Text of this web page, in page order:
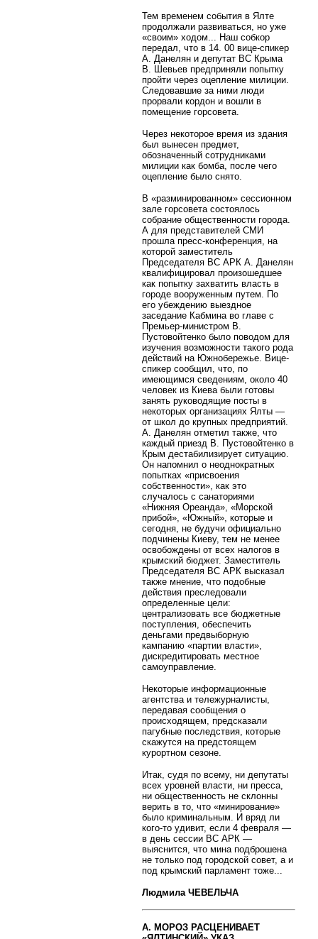
Тем временем события в Ялте
продолжали развиваться, но уже
«своим» ходом... Наш собкор
передал, что в 14. 00 вице-спикер
А. Данелян и депутат ВС Крыма
В. Шевьев предприняли попытку
пройти через оцепление милиции.
Следовавшие за ними люди
прорвали кордон и вошли в
помещение горсовета.
Через некоторое время из здания
был вынесен предмет,
обозначенный сотрудниками
милиции как бомба, после чего
оцепление было снято.
В «разминированном» сессионном
зале горсовета состоялось
собрание общественности города.
А для представителей СМИ
прошла пресс-конференция, на
которой заместитель
Председателя ВС АРК А. Данелян
квалифицировал произошедшее
как попытку захватить власть в
городе вооруженным путем. По
его убеждению выездное
заседание Кабмина во главе с
Премьер-министром В.
Пустовойтенко было поводом для
изучения возможности такого рода
действий на Южнобережье. Вице-
спикер сообщил, что, по
имеющимся сведениям, около 40
человек из Киева были готовы
занять руководящие посты в
некоторых организациях Ялты —
от школ до крупных предприятий.
А. Данелян отметил также, что
каждый приезд В. Пустовойтенко в
Крым дестабилизирует ситуацию.
Он напомнил о неоднократных
попытках «присвоения
собственности», как это
случалось с санаториями
«Нижняя Ореанда», «Морской
прибой», «Южный», которые и
сегодня, не будучи официально
подчинены Киеву, тем не менее
освобождены от всех налогов в
крымский бюджет. Заместитель
Председателя ВС АРК высказал
также мнение, что подобные
действия преследовали
определенные цели:
централизовать все бюджетные
поступления, обеспечить
деньгами предвыборную
кампанию «партии власти»,
дискредитировать местное
самоуправление.
Некоторые информационные
агентства и тележурналисты,
передавая сообщения о
происходящем, предсказали
пагубные последствия, которые
скажутся на предстоящем
курортном сезоне.
Итак, судя по всему, ни депутаты
всех уровней власти, ни пресса,
ни общественность не склонны
верить в то, что «минирование»
было криминальным. И вряд ли
кого-то удивит, если 4 февраля —
в день сессии ВС АРК —
выяснится, что мина подброшена
не только под городской совет, а и
под крымский парламент тоже...
Людмила ЧЕВЕЛЬЧА
А. МОРОЗ РАСЦЕНИВАЕТ